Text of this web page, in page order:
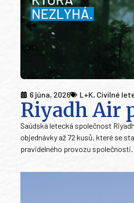
6 júna, 2026 L+K, Civilné
Riyadh Air
Saúdská letecká společnost
objednávky až 72 kusů, které se
pravidelného provozu společnosti.